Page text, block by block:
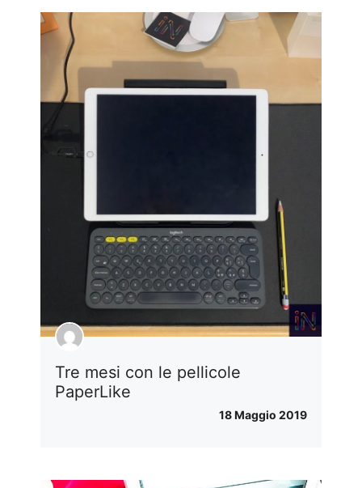
Tre mesi con le pellicole
PaperLike
18 Maggio 2019